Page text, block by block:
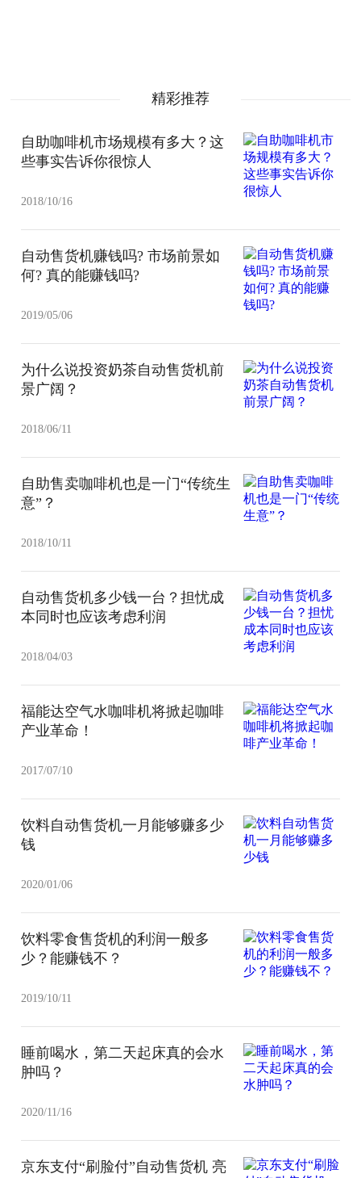
精彩推荐
自助咖啡机市场规模有多大？这
些事实告诉你很惊人
2018/10/16
自动售货机赚钱吗? 市场前景如
何? 真的能赚钱吗?
2019/05/06
为什么说投资奶茶自动售货机前
景广阔？
2018/06/11
自助售卖咖啡机也是一门“传统生
意”？
2018/10/11
自动售货机多少钱一台？担忧成
本同时也应该考虑利润
2018/04/03
福能达空气水咖啡机将掀起咖啡
产业革命！
2017/07/10
饮料自动售货机一月能够赚多少
钱
2020/01/06
饮料零食售货机的利润一般多
少？能赚钱不？
2019/10/11
睡前喝水，第二天起床真的会水
肿吗？
2020/11/16
京东支付“刷脸付”自动售货机 亮